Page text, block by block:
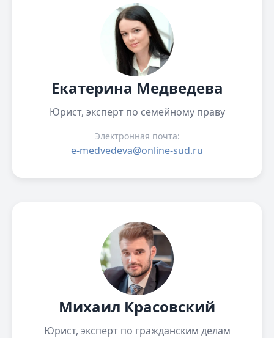
Екатерина Медведева
Юрист, эксперт по семейному праву
Электронная почта:
e-medvedeva@online-sud.ru
Михаил Красовский
Юрист, эксперт по гражданским делам